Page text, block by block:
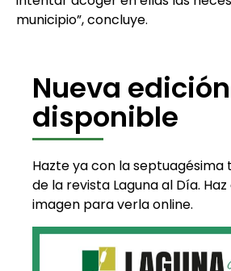
municipio”, concluye.
Nueva edición
disponible
Hazte ya con la
de la revista Laguna al Día.
imagen para verla online.